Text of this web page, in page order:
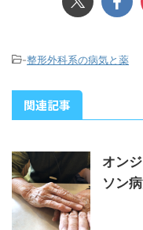
-整形外科系の病気と薬
関連記事
オン
ソン